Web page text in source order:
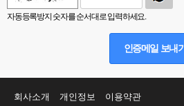
자동등록방지 숫자를 순서대로 입력하세요.
인증메일 보내기
회사소개 개인정보 이용약관